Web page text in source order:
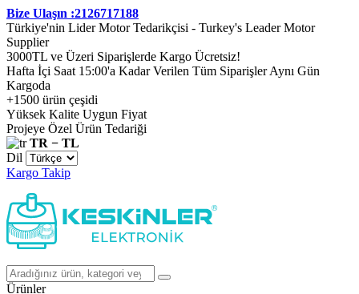
Bize Ulaşın :2126717188
Türkiye'nin Lider Motor Tedarikçisi - Turkey's Leader Motor
Supplier
3000TL ve Üzeri Siparişlerde Kargo Ücretsiz!
Hafta İçi Saat 15:00'a Kadar Verilen Tüm Siparişler Aynı Gün
Kargoda
+1500 ürün çeşidi
Yüksek Kalite Uygun Fiyat
Projeye Özel Ürün Tedariği
TR − TL
Dil
Kargo Takip
Ürünler